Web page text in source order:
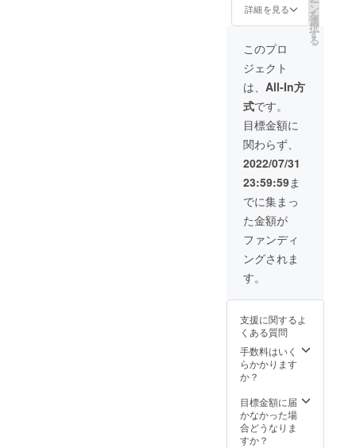
ケース
ス ／ カ
ラビナ
／ エア
ノズル
バッジ
（7色）
／ 潤滑
グリー
ス
19,980
円
（33%
OFF）※
送料・
消費税
込
【セッ
ト内
容】
ショル
ダース
トラッ
プ ／ 衝
撃吸収
ショル
ダース
トラッ
プ ／
ラップ
トップ
セケー
ラビナ
／ エア
ノズル
バッジ
（7色）
グリー
ス
詳細を見る ン
を
選
択
す
る
このプロ
ジェクト
は、 All-In方
式です。
目標金額に
関わらず、
2022/07/31
23:59:59ま
でに集まっ
た金額が
ファンディ
ングされま
す。
支援に関するよ
くある質問
手数料はいく
らかかります
か？
目標金額に届
かなかった場
合どうなりま
すか？